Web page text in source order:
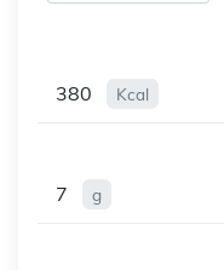
380
Kcal
7
g